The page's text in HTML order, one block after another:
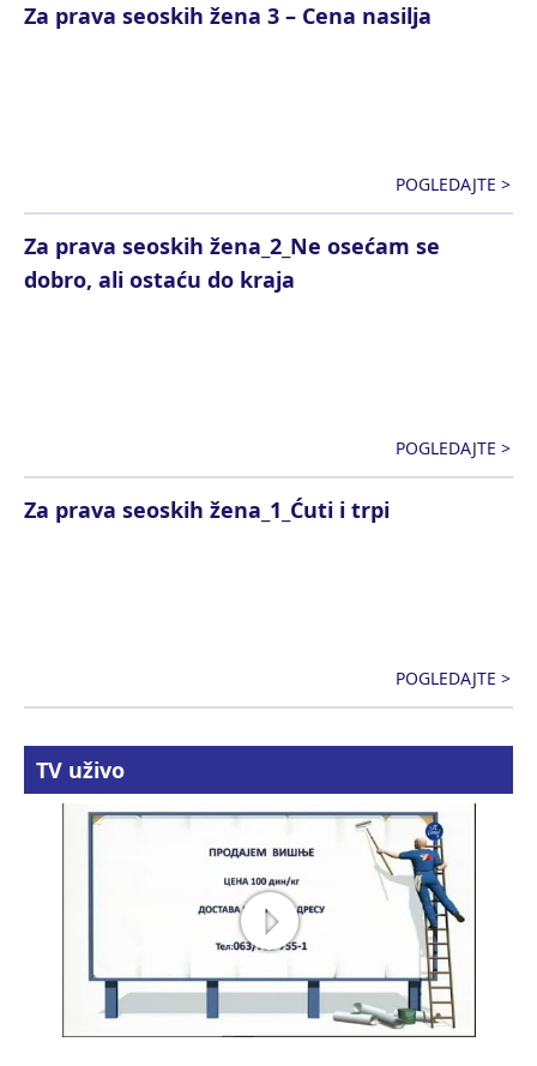
Za prava seoskih žena 3 – Cena nasilja
POGLEDAJTE >
Za prava seoskih žena_2_Ne osećam se
dobro, ali ostaću do kraja
POGLEDAJTE >
Za prava seoskih žena_1_Ćuti i trpi
POGLEDAJTE >
TV uživo